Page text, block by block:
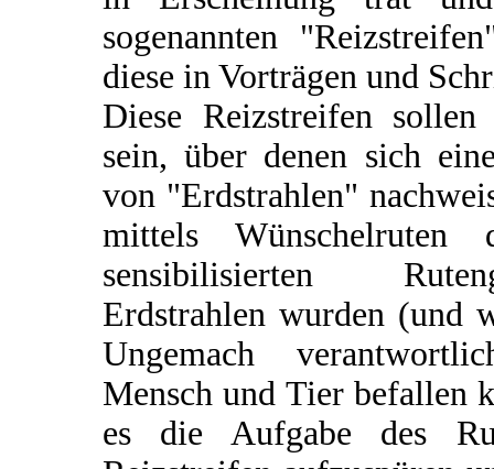
sogenannten
diese in Vorträgen und
Diese Reizstreifen
sein, über denen sich
von "Erdstrahlen"
mittels
sensibilisierten
Erdstrahlen wurden (und
Ungemach
Mensch und Tier befallen
es die Aufgabe des